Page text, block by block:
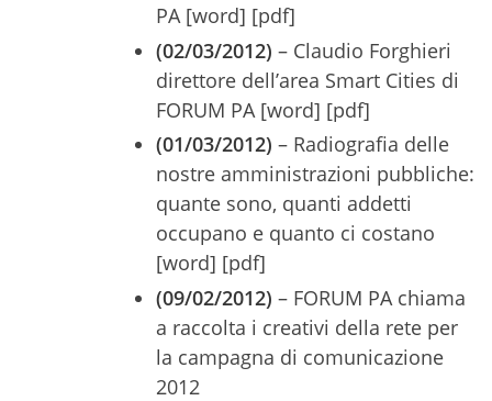
PA [word] [pdf]
(02/03/2012) – Claudio Forghieri
direttore dell’area Smart Cities di
FORUM PA [word] [pdf]
(01/03/2012) – Radiografia delle
nostre amministrazioni pubbliche:
quante sono, quanti addetti
occupano e quanto ci costano
[word] [pdf]
(09/02/2012) – FORUM PA chiama
a raccolta i creativi della rete per
la campagna di comunicazione
2012